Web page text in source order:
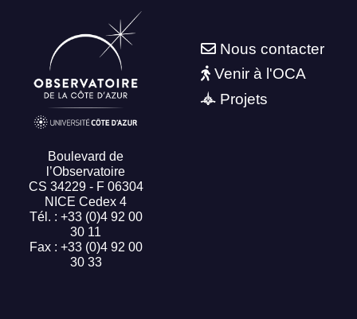
Boulevard de
l’Observatoire
CS 34229 - F 06304
NICE Cedex 4
Tél. : +33 (0)4 92 00
30 11
Fax : +33 (0)4 92 00
30 33
Nous contacter
Venir à l'OCA
Projets